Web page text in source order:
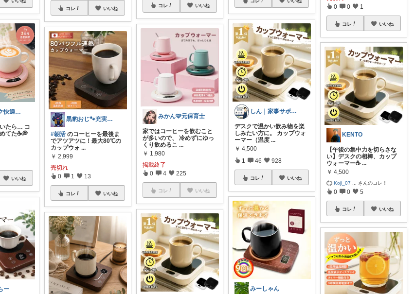
在宅ワーク快適化デスクROOM
たら… コ
てた☕💭
いいね
ー
コレ いいね
黒豹おじ🐾充実した毎日を送りたい💫
#朝活 のコーヒーを最後ま
でアツアツに！最大80℃の
カップウォ ...
￥ 2,999
売切れ
0 1 13
コレ いいね
コレ いいね
みかん🩷元保育士
家ではコーヒーを飲むこと
が多いので、 冷めずにゆっ
くり飲めるこ ...
￥ 1,980
掲載終了
0 4 225
コレ いいね
しん｜家事サボり研究家🛒
デスクで温かい飲み物を楽
しみたい方に。 カップウォ
ーマー（温度 ...
￥ 4,500
1 46 928
コレ いいね
みーしゃん
0 0 1
コレ いいね
KENTO
【午後の集中力を切らさな
い】デスクの相棒、カップ
ウォーマー☕️ ...
￥ 4,500
Koji_07 さんのコレ！
0 0 5
コレ いいね